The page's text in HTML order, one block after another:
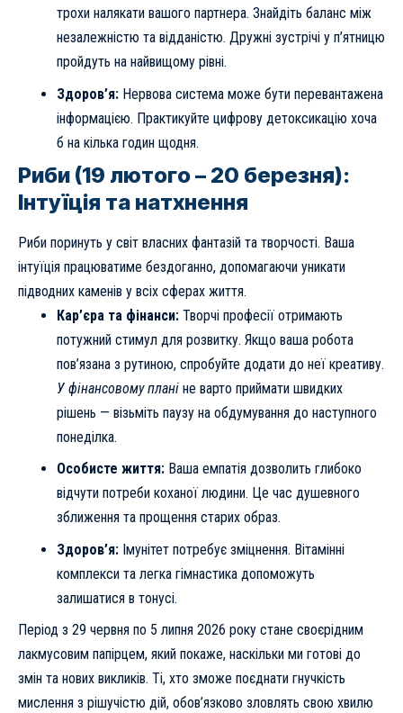
трохи налякати вашого партнера. Знайдіть баланс між
незалежністю та відданістю. Дружні зустрічі у п’ятницю
пройдуть на найвищому рівні.
Здоров’я:Нервова система може бути перевантажена
інформацією. Практикуйте цифрову детоксикацію хоча
б на кілька годин щодня.
Риби (19 лютого – 20 березня):
Інтуїція та натхнення
Риби поринуть у світ власних фантазій та творчості. Ваша
інтуїція працюватиме бездоганно, допомагаючи уникати
підводних каменів у всіх сферах життя.
Кар’єра та фінанси:Творчі професії отримають
потужний стимул для розвитку. Якщо ваша робота
пов’язана з рутиною, спробуйте додати до неї креативу.
У фінансовому планіне варто приймати швидких
рішень — візьміть паузу на обдумування до наступного
понеділка.
Особисте життя:Ваша емпатія дозволить глибоко
відчути потреби коханої людини. Це час душевного
зближення та прощення старих образ.
Здоров’я:Імунітет потребує зміцнення. Вітамінні
комплекси та легка гімнастика допоможуть
залишатися в тонусі.
Період з 29 червня по 5 липня 2026 року стане своєрідним
лакмусовим папірцем, який покаже, наскільки ми готові до
змін та нових викликів. Ті, хто зможе поєднати гнучкість
мислення з рішучістю дій, обов’язково зловлять свою хвилю